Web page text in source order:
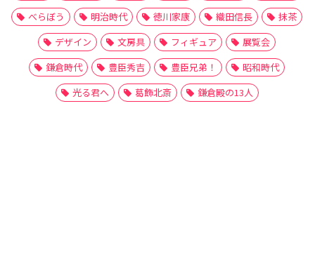
べらぼう
明治時代 徳川家康 織田信長
抹茶
デザイン
文房具 フィギュア
展覧会
鎌倉時代
豊臣秀吉 豊臣兄弟！
昭和時代
光る君へ
葛飾北斎 鎌倉殿の13人